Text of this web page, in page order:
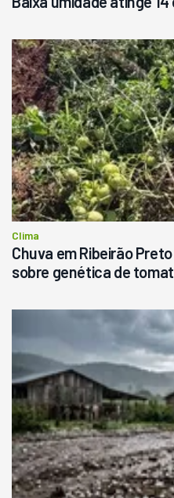
Clima
Chuva em Ribeirão
sobre genética de